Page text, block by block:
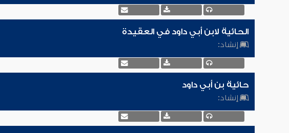
الحائية لابن أبي داود في العقيدة
إنشاد:
حائية بن أبي داود
إنشاد: